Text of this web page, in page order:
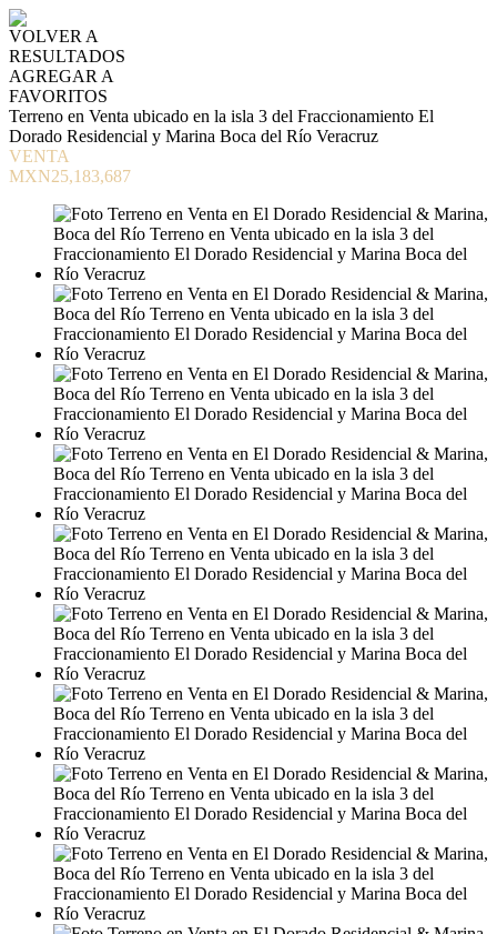
VOLVER A
RESULTADOS
AGREGAR A
FAVORITOS
Terreno en Venta ubicado en la isla 3 del Fraccionamiento El
Dorado Residencial y Marina Boca del Río Veracruz
VENTA
MXN25,183,687